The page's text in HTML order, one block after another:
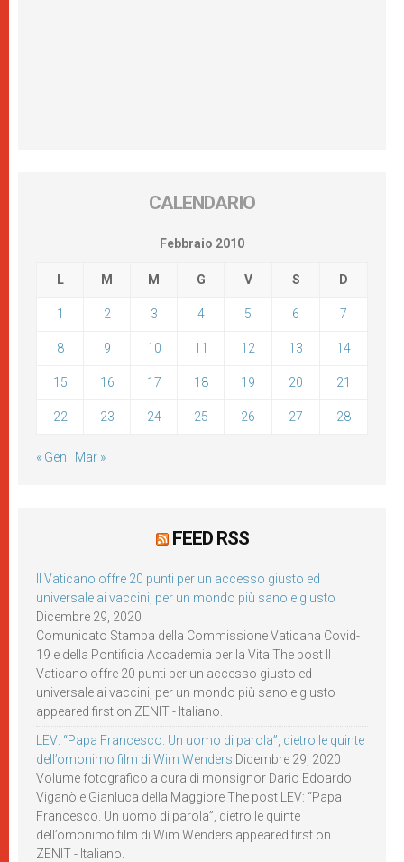
CALENDARIO
Febbraio 2010
L M M G V S D
1 2 3 4 5 6 7
8 9 10 11 12 13 14
15 16 17 18 19 20 21
22 23 24 25 26 27 28
« Gen Mar »
FEED RSS
Il Vaticano offre 20 punti per un accesso giusto ed
universale ai vaccini, per un mondo più sano e giusto
Dicembre 29, 2020
Comunicato Stampa della Commissione Vaticana Covid-
19 e della Pontificia Accademia per la Vita The post Il
Vaticano offre 20 punti per un accesso giusto ed
universale ai vaccini, per un mondo più sano e giusto
appeared first on ZENIT - Italiano.
LEV: “Papa Francesco. Un uomo di parola”, dietro le quinte
dell’omonimo film di Wim Wenders Dicembre 29, 2020
Volume fotografico a cura di monsignor Dario Edoardo
Viganò e Gianluca della Maggiore The post LEV: “Papa
Francesco. Un uomo di parola”, dietro le quinte
dell’omonimo film di Wim Wenders appeared first on
ZENIT - Italiano.